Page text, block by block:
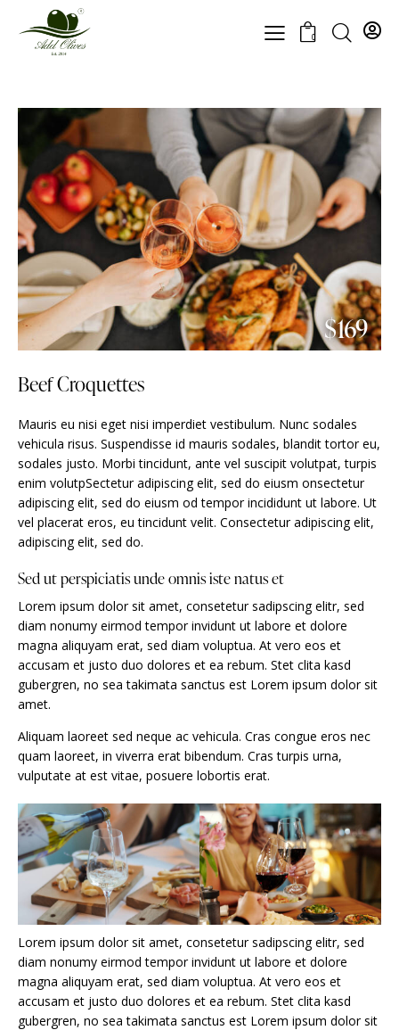
0
$169
Beef Croquettes
Mauris eu nisi eget nisi imperdiet vestibulum. Nunc sodales
vehicula risus. Suspendisse id mauris sodales, blandit tortor eu,
sodales justo. Morbi tincidunt, ante vel suscipit volutpat, turpis
enim volutpSectetur adipiscing elit, sed do eiusm onsectetur
adipiscing elit, sed do eiusm od tempor incididunt ut labore. Ut
vel placerat eros, eu tincidunt velit. Consectetur adipiscing elit,
adipiscing elit, sed do.
Sed ut perspiciatis unde omnis iste natus et
Lorem ipsum dolor sit amet, consetetur sadipscing elitr, sed
diam nonumy eirmod tempor invidunt ut labore et dolore
magna aliquyam erat, sed diam voluptua. At vero eos et
accusam et justo duo dolores et ea rebum. Stet clita kasd
gubergren, no sea takimata sanctus est Lorem ipsum dolor sit
amet.
Aliquam laoreet sed neque ac vehicula. Cras congue eros nec
quam laoreet, in viverra erat bibendum. Cras turpis urna,
vulputate at est vitae, posuere lobortis erat.
Lorem ipsum dolor sit amet, consetetur sadipscing elitr, sed
diam nonumy eirmod tempor invidunt ut labore et dolore
magna aliquyam erat, sed diam voluptua. At vero eos et
accusam et justo duo dolores et ea rebum. Stet clita kasd
gubergren, no sea takimata sanctus est Lorem ipsum dolor sit